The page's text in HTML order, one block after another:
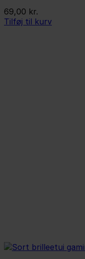
69,00 kr.
Tilføj til kurv